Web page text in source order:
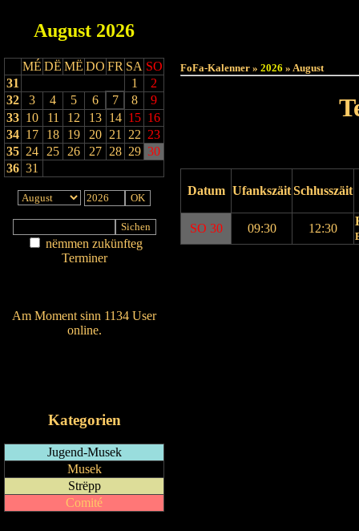
August 2026
MÉ DË MË DO FR SA SO
31
1
2
32
3 4 5 6 7 8
9
33 10 11 12 13 14 15 16
34 17 18 19 20 21 22 23
35 24 25 26 27 28 29 30
36 31
nëmmen zukünfteg
Terminer
Am Moment sinn 1134 User
online.
Kategorien
Jugend-Musek
Musek
Strëpp
Comité
FoFa-Kalenner » 2026 » August
Datum UfankszäitSchlusszäit
SO 30 09:30 12:30